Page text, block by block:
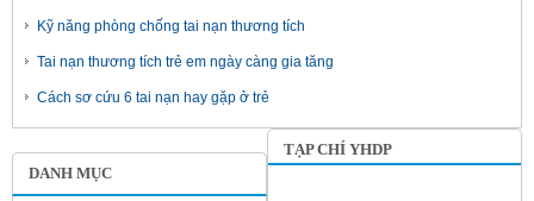
DANH MỤC
Kỹ năng phòng chống tai nạn thương tích
Tai nạn thương tích trẻ em ngày càng gia tăng
Cách sơ cứu 6 tai nạn hay gặp ở trẻ
TẠP CHÍ YHDP